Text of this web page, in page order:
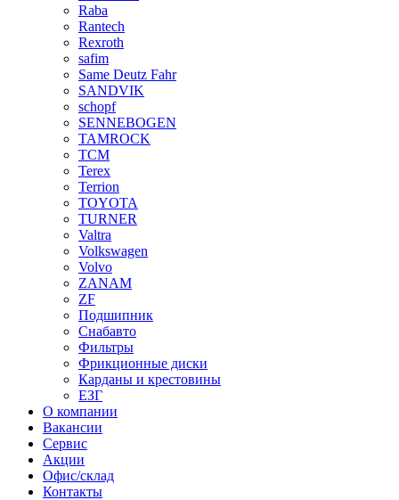
Raba
Rantech
Rexroth
safim
Same Deutz Fahr
SANDVIK
schopf
SENNEBOGEN
TAMROCK
TCM
Terex
Terrion
TOYOTA
TURNER
Valtra
Volkswagen
Volvo
ZANAM
ZF
Подшипник
Снабавто
Фильтры
Фрикционные диски
Карданы и крестовины
ЕЗГ
О компании
Вакансии
Сервис
Акции
Офис/склад
Контакты